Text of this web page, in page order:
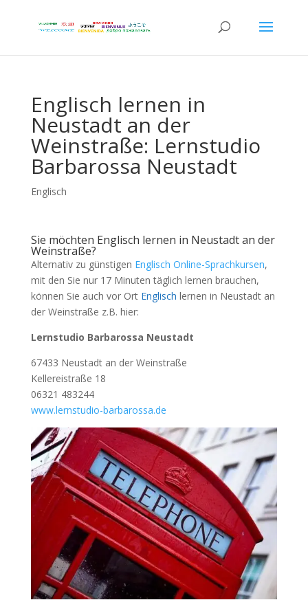
Englisch lernen in
Neustadt an der
Weinstraße: Lernstudio
Barbarossa Neustadt
Englisch
Sie möchten Englisch lernen in Neustadt an der
Weinstraße?
Alternativ zu günstigen Englisch Online-Sprachkursen,
mit den Sie nur 17 Minuten täglich lernen brauchen,
können Sie auch vor Ort Englisch lernen in Neustadt an
der Weinstraße z.B. hier:
Lernstudio Barbarossa Neustadt
67433 Neustadt an der Weinstraße
Kellereistraße 18
06321 483244
www.lernstudio-barbarossa.de